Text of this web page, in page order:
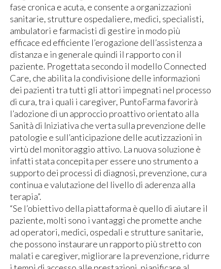
fase cronica e acuta, e consente a organizzazioni
sanitarie, strutture ospedaliere, medici, specialisti,
ambulatori e farmacisti di gestire in modo più
efficace ed efficiente l’erogazione dell’assistenza a
distanza e in generale quindi il rapporto con il
paziente. Progettata secondo il modello Connected
Care, che abilita la condivisione delle informazioni
dei pazienti tra tutti gli attori impegnati nel processo
di cura, tra i quali i caregiver, PuntoFarma favorirà
l’adozione di un approccio proattivo orientato alla
Sanità di Iniziativa che verta sulla prevenzione delle
patologie e sull’anticipazione delle acutizzazioni in
virtù del monitoraggio attivo. La nuova soluzione è
infatti stata concepita per essere uno strumento a
supporto dei processi di diagnosi, prevenzione, cura
continua e valutazione del livello di aderenza alla
terapia”.
“Se l’obiettivo della piattaforma è quello di aiutare il
paziente, molti sono i vantaggi che promette anche
ad operatori, medici, ospedali e strutture sanitarie,
che possono instaurare un rapporto più stretto con
malati e caregiver, migliorare la prevenzione, ridurre